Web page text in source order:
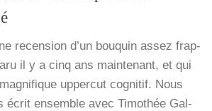
recen­sion d’un bou­quin assez frap­
il y a cinq ans main­te­nant, et qui
upper­cut cog­ni­tif. Nous
écrit ensemble avec Timo­thée Gal­